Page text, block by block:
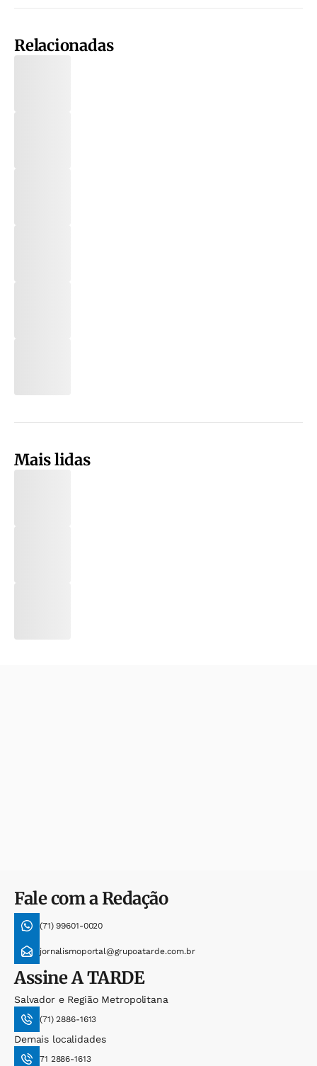
Relacionadas
Mais lidas
Fale com a Redação
(71) 99601-0020
jornalismoportal@grupoatarde.com.br
AssineA TARDE
Salvador e Região Metropolitana
(71) 2886-1613
Demais localidades
71 2886-1613